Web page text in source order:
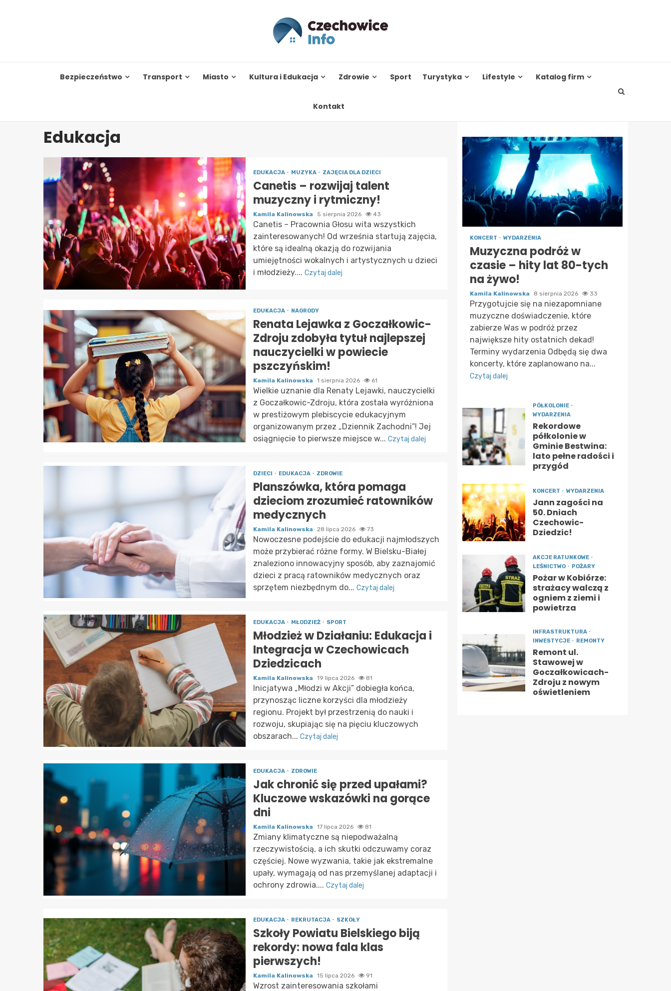
Bezpieczeństwo Transport Miasto Kultura i Edukacja Zdrowie Sport Turystyka Lifestyle Katalog firm
Kontakt
Edukacja
EDUKACJA MUZYKA ZAJĘCIA DLA DZIECI
Canetis – rozwijaj talent
muzyczny i rytmiczny!
Kamila Kalinowska 5 sierpnia 2026 43
Canetis – Pracownia Głosu wita wszystkich
zainteresowanych! Od września startują zajęcia,
które są idealną okazją do rozwijania
umiejętności wokalnych i artystycznych u dzieci
i młodzieży.... Czytaj dalej
EDUKACJA NAGRODY
Renata Lejawka z Goczałkowic-
Zdroju zdobyła tytuł najlepszej
nauczycielki w powiecie
pszczyńskim!
Kamila Kalinowska 1 sierpnia 2026 61
Wielkie uznanie dla Renaty Lejawki, nauczycielki
z Goczałkowic-Zdroju, która została wyróżniona
w prestiżowym plebiscycie edukacyjnym
organizowanym przez „Dziennik Zachodni”! Jej
osiągnięcie to pierwsze miejsce w... Czytaj dalej
DZIECI EDUKACJA ZDROWIE
Planszówka, która pomaga
dzieciom zrozumieć ratowników
medycznych
Kamila Kalinowska 28 lipca 2026 73
Nowoczesne podejście do edukacji najmłodszych
może przybierać różne formy. W Bielsku-Białej
znaleziono innowacyjny sposób, aby zaznajomić
dzieci z pracą ratowników medycznych oraz
sprzętem niezbędnym do... Czytaj dalej
EDUKACJA MŁODZIEŻ SPORT
Młodzież w Działaniu: Edukacja i
Integracja w Czechowicach
Dziedzicach
Kamila Kalinowska 19 lipca 2026 81
Inicjatywa „Młodzi w Akcji” dobiegła końca,
przynosząc liczne korzyści dla młodzieży
regionu. Projekt był przestrzenią do nauki i
rozwoju, skupiając się na pięciu kluczowych
obszarach... Czytaj dalej
EDUKACJA ZDROWIE
Jak chronić się przed upałami?
Kluczowe wskazówki na gorące
dni
Kamila Kalinowska 17 lipca 2026 81
Zmiany klimatyczne są niepodważalną
rzeczywistością, a ich skutki odczuwamy coraz
częściej. Nowe wyzwania, takie jak ekstremalne
upały, wymagają od nas przemyślanej adaptacji i
ochrony zdrowia.... Czytaj dalej
EDUKACJA REKRUTACJA SZKOŁY
Szkoły Powiatu Bielskiego biją
rekordy: nowa fala klas
pierwszych!
Kamila Kalinowska 15 lipca 2026 91
Wzrost zainteresowania szkołami
KONCERT WYDARZENIA
Muzyczna podróż w
czasie – hity lat 80-tych
na żywo!
Kamila Kalinowska 8 sierpnia 2026 33
Przygotujcie się na niezapomniane
muzyczne doświadczenie, które
zabierze Was w podróż przez
największe hity ostatnich dekad!
Terminy wydarzenia Odbędą się dwa
koncerty, które zaplanowano na...
Czytaj dalej
PÓŁKOLONIE
WYDARZENIA
Rekordowe
półkolonie w
Gminie Bestwina:
lato pełne radości i
przygód
KONCERT WYDARZENIA
Jann zagości na
50. Dniach
Czechowic-
Dziedzic!
AKCJE RATUNKOWE
LEŚNICTWO
POŻARY
Pożar w Kobiórze:
strażacy walczą z
ogniem z ziemi i
powietrza
INFRASTRUKTURA
INWESTYCJE
REMONTY
Remont ul.
Stawowej w
Goczałkowicach-
Zdroju z nowym
oświetleniem